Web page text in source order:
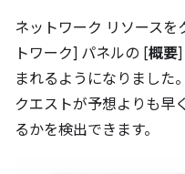
ネットワーク リソース
トワーク] パネルの [概要]
まれるようになりました
クエストが予想よりも早
るかを検出できます。